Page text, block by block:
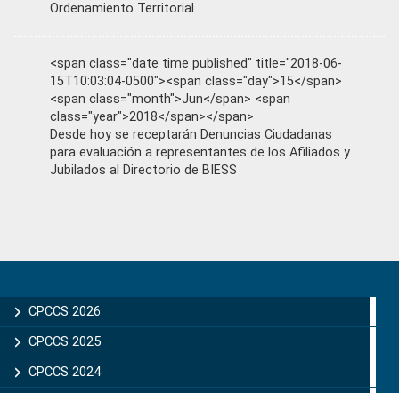
Ordenamiento Territorial
<span class="date time published" title="2018-06-
15T10:03:04-0500"><span class="day">15</span>
<span class="month">Jun</span> <span
class="year">2018</span></span>
Desde hoy se receptarán Denuncias Ciudadanas
para evaluación a representantes de los Afiliados y
Jubilados al Directorio de BIESS
Sidebar
CPCCS 2026
CPCCS 2025
CPCCS 2024